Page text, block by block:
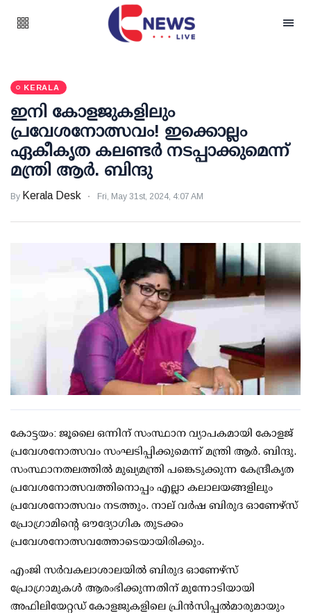
KERALA
ഇനി കോളജുകളിലും
പ്രവേശനോത്സവം! ഇക്കൊല്ലം
ഏകീകൃത കലണ്ടര്‍ നടപ്പാക്കുമെന്ന്
മന്ത്രി ആര്‍. ബിന്ദു
By Kerala Desk Fri, May 31st, 2024, 4:07 AM
കോട്ടയം: ജൂലൈ ഒന്നിന് സംസ്ഥാന വ്യാപകമായി കോളജ്
പ്രവേശനോത്സവം സംഘടിപ്പിക്കുമെന്ന് മന്ത്രി ആര്‍. ബിന്ദു.
സംസ്ഥാനതലത്തില്‍ മുഖ്യമന്ത്രി പങ്കെടുക്കുന്ന കേന്ദ്രീകൃത
പ്രവേശനോത്സവത്തിനൊപ്പം എല്ലാ കലാലയങ്ങളിലും
പ്രവേശനോത്സവം നടത്തും. നാല് വര്‍ഷ ബിരുദ ഓണേഴ്സ്
പ്രോഗ്രാമിന്റെ ഔദ്യോഗിക തുടക്കം
പ്രവേശനോത്സവത്തോടെയായിരിക്കും.
എംജി സര്‍വകലാശാലയില്‍ ബിരുദ ഓണേഴ്സ്
പ്രോഗ്രാമുകള്‍ ആരംഭിക്കുന്നതിന് മുന്നോടിയായി
അഫിലിയേറ്റഡ് കോളജുകളിലെ പ്രിന്‍സിപ്പല്‍മാരുമായും